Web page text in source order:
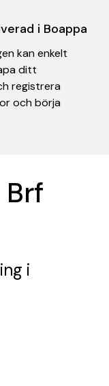
i Boappa
kan enkelt
ditt
registrera
och börja
i